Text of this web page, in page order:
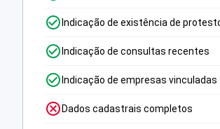
Indicação de existência de
Indicação de consultas recentes
Indicação de empresas vinculadas
Dados cadastrais completos